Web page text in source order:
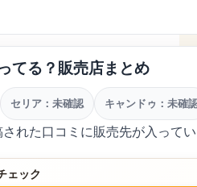
てる？販売店まとめ
セリア：未確認 キャンドゥ：未確
れた口コミに販売先が入って
ェック